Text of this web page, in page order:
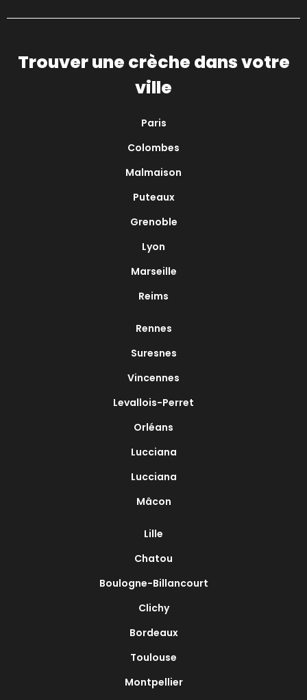
Trouver une crèche dans votre
ville
Paris
Colombes
Malmaison
Puteaux
Grenoble
Lyon
Marseille
Reims
Rennes
Suresnes
Vincennes
Levallois-Perret
Orléans
Lucciana
Lucciana
Mâcon
Lille
Chatou
Boulogne-Billancourt
Clichy
Bordeaux
Toulouse
Montpellier